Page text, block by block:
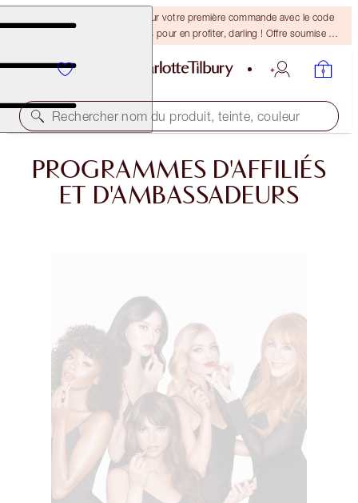
-15 % + la livraison gratuite sur votre première commande avec le code
DARLING15. Connectez-vous pour en profiter, darling ! Offre soumise à
Rechercher nom du produit, teinte, couleur
PROGRAMMES D'AFFILIÉS
ET D'AMBASSADEURS